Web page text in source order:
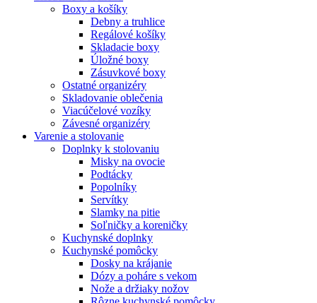
Boxy a košíky
Debny a truhlice
Regálové košíky
Skladacie boxy
Úložné boxy
Zásuvkové boxy
Ostatné organizéry
Skladovanie oblečenia
Viacúčelové vozíky
Závesné organizéry
Varenie a stolovanie
Doplnky k stolovaniu
Misky na ovocie
Podtácky
Popolníky
Servítky
Slamky na pitie
Soľničky a koreničky
Kuchynské doplnky
Kuchynské pomôcky
Dosky na krájanie
Dózy a poháre s vekom
Nože a držiaky nožov